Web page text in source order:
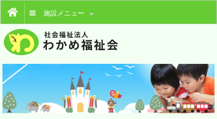
施設メニュー